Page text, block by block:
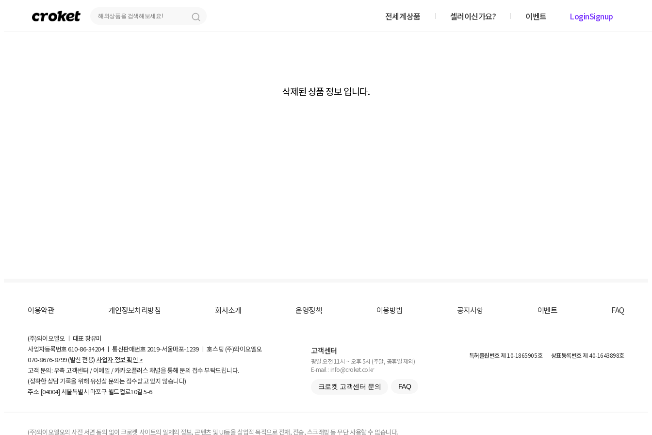
전세계상품 셀러이신가요? 이벤트 LoginSignup
삭제된 상품 정보 입니다.
이용약관 개인정보처리방침 회사소개 운영정책 이용방법 공지사항 이벤트 FAQ
(주)와이오엘오 ㅣ 대표 황유미
사업자등록번호610-86-34204ㅣ 통신판매번호 2019-서울마포-1239 ㅣ 호스팅 (주)와이오엘오
070-8676-8799 (발신 전용) 사업자 정보 확인 >
고객 문의: 우측 고객센터 / 이메일 / 카카오플러스 채널을 통해 문의 접수 부탁드립니다.
(정확한 상담 기록을 위해 유선상 문의는 접수받고 있지 않습니다)
주소 [04004] 서울특별시 마포구 월드컵로10길5-6
고객센터
평일 오전 11시 ~ 오후 5시 (주말, 공휴일 제외)
E-mail : info@croket.co.kr
크로켓 고객센터 문의 FAQ
특허출원번호제 10-1865905호 상표등록번호제 40-1643898호
(주)와이오엘오의 사전 서면 동의 없이 크로켓 사이트의 일체의 정보, 콘텐츠 및 UI등을 상업적 목적으로 전재, 전송, 스크래핑 등 무단 사용할 수 없습니다.